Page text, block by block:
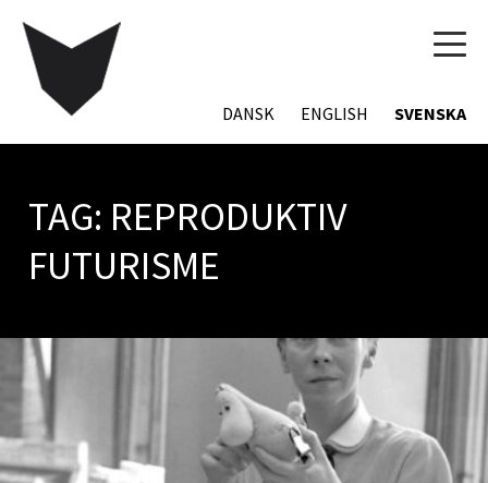
DANSK ENGLISH SVENSKA
TAG: REPRODUKTIV
FUTURISME